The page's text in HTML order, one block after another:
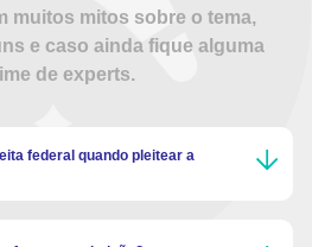
muitos mitos sobre o tema,
e caso ainda fique alguma
de experts.
federal quando pleitear a